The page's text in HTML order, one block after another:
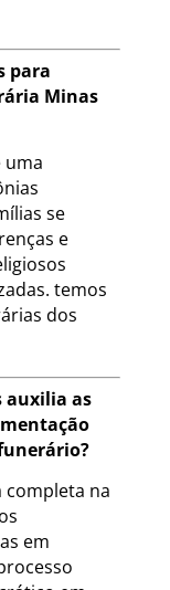
para
Minas
uma
se
e
temos
dos
auxilia as
completa na
em